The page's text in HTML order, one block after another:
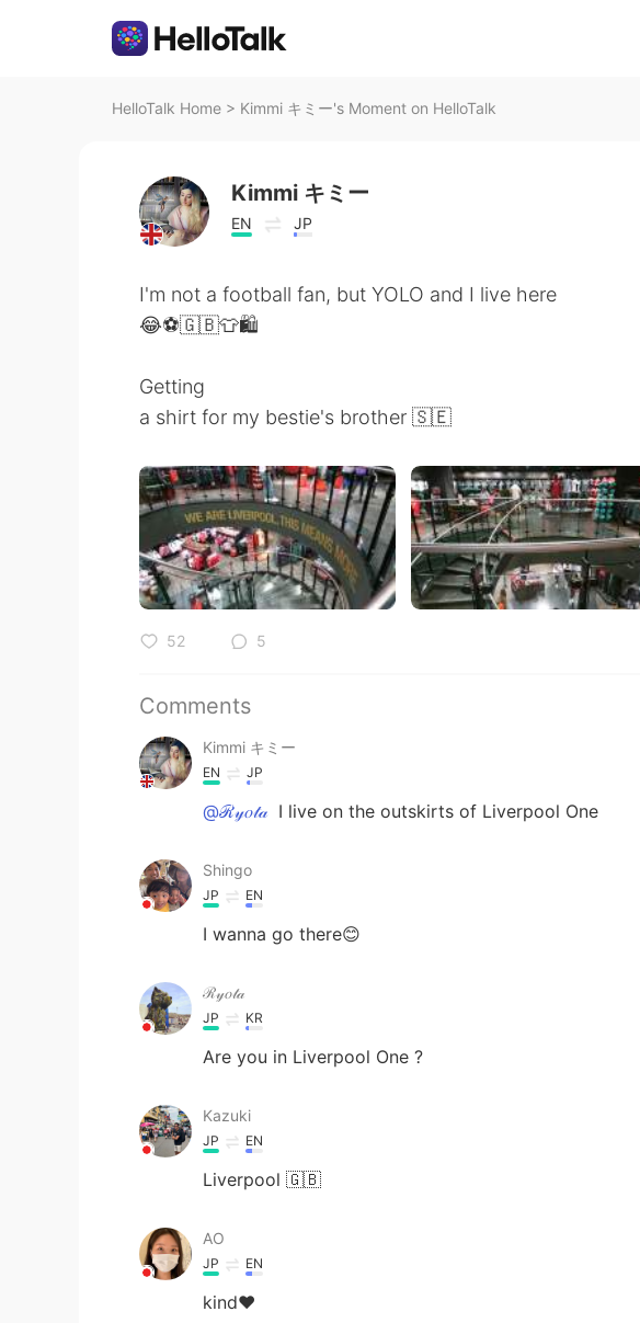
HelloTalk Home > Kimmi キミー's Moment on HelloTalk
Kimmi キミー
EN JP
I'm not a football fan, but YOLO and I live here
😂⚽🇬🇧👕🛍️
Getting
a shirt for my bestie's brother 🇸🇪
52 5
Comments
Kimmi キミー
EN JP
@ℛ𝓎𝑜𝓉𝒶 I live on the outskirts of Liverpool One
Shingo
JP EN
I wanna go there😊
ℛ𝓎𝑜𝓉𝒶
JP KR
Are you in Liverpool One ?
Kazuki
JP EN
Liverpool 🇬🇧
AO
JP EN
kind❤️